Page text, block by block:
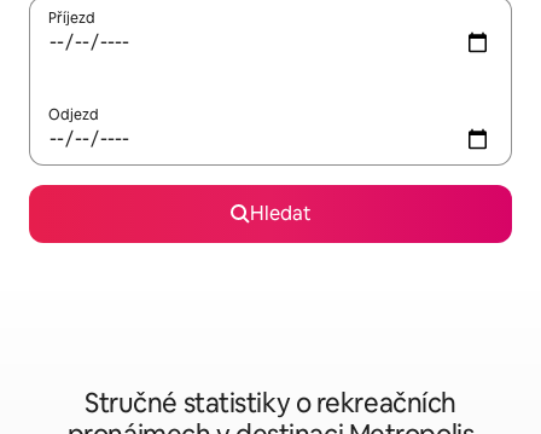
Příjezd
Odjezd
Hledat
Stručné statistiky o rekreačních